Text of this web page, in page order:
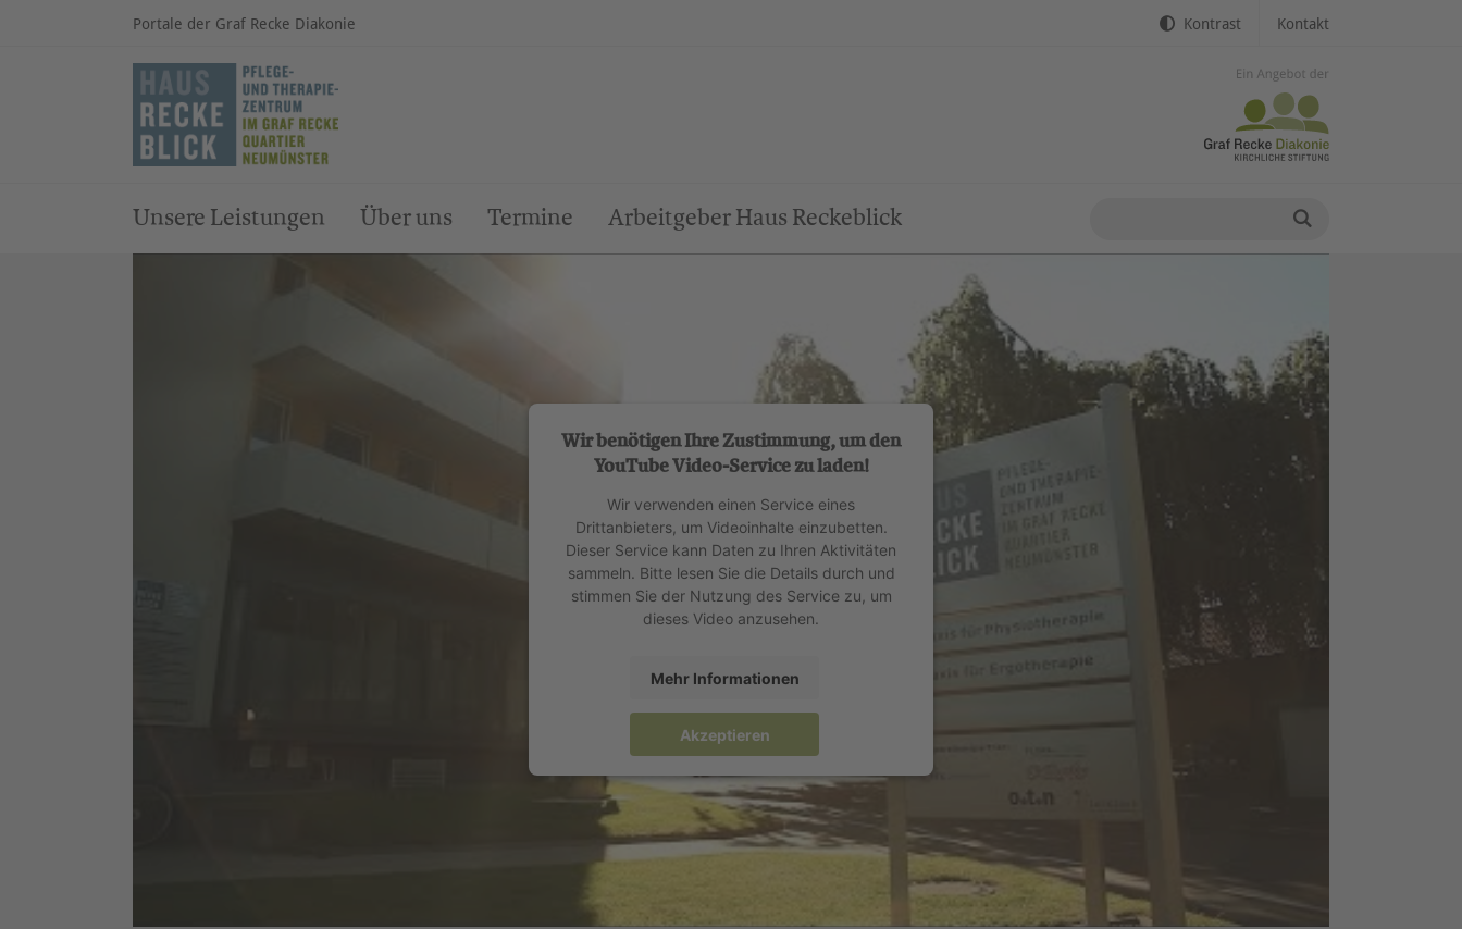
Portale der Graf Recke Diakonie Kontrast Kontakt
Unsere Leistungen Über uns Termine Arbeitgeber Haus Reckeblick
Wir benötigen Ihre Zustimmung, um den
YouTube Video-Service zu laden!
Wir verwenden einen Service eines
Drittanbieters, um Videoinhalte einzubetten.
Dieser Service kann Daten zu Ihren Aktivitäten
sammeln. Bitte lesen Sie die Details durch und
stimmen Sie der Nutzung des Service zu, um
dieses Video anzusehen.
Mehr Informationen
Akzeptieren